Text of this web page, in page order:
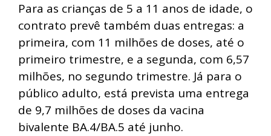
Para as crianças de 5 a 11 anos de idade, o
contrato prevê também duas entregas: a
primeira, com 11 milhões de doses, até o
primeiro trimestre, e a segunda, com 6,57
milhões, no segundo trimestre. Já para o
público adulto, está prevista uma entrega
de 9,7 milhões de doses da vacina
bivalente BA.4/BA.5 até junho.